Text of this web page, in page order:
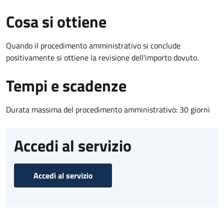
Cosa si ottiene
Quando il procedimento amministrativo si conclude
positivamente si ottiene la revisione dell'importo dovuto.
Tempi e scadenze
Durata massima del procedimento amministrativo: 30 giorni
Accedi al servizio
Accedi al servizio